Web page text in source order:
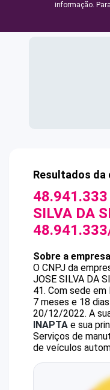
informação.
Resultados da
48.941.333
SILVA DA
Sobre a empresa
O CNPJ da
JOSE SILVA DA
41. Com sede em
7 meses e 18
20/12/2022. A
INAPTA e sua
Serviços de
de veículos